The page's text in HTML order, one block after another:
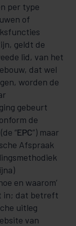
per type
of
geldt de
lid, van het
dat wel
worden de
gebeurt
de
“EPC”) maar
Afspraak
en waarom’
in; dat betreft
uitleg
van